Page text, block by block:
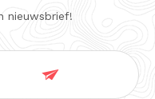
nieuwsbrief!
